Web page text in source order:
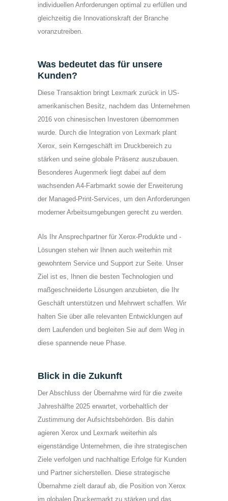
individuellen Anforderungen optimal zu erfüllen und
gleichzeitig die Innovationskraft der Branche
voranzutreiben.
Was bedeutet das für unsere
Kunden?
Diese Transaktion bringt Lexmark zurück in US-
amerikanischen Besitz, nachdem das Unternehmen
2016 von chinesischen Investoren übernommen
wurde. Durch die Integration von Lexmark plant
Xerox, sein Kerngeschäft im Druckbereich zu
stärken und seine globale Präsenz auszubauen.
Besonderes Augenmerk liegt dabei auf dem
wachsenden A4-Farbmarkt sowie der Erweiterung
der Managed-Print-Services, um den Anforderungen
moderner Arbeitsumgebungen gerecht zu werden.
Als Ihr Ansprechpartner für Xerox-Produkte und -
Lösungen stehen wir Ihnen auch weiterhin mit
gewohntem Service und Support zur Seite. Unser
Ziel ist es, Ihnen die besten Technologien und
maßgeschneiderte Lösungen anzubieten, die Ihr
Geschäft unterstützen und Mehrwert schaffen. Wir
halten Sie über alle relevanten Entwicklungen auf
dem Laufenden und begleiten Sie auf dem Weg in
diese spannende neue Phase.
Blick in die Zukunft
Der Abschluss der Übernahme wird für die zweite
Jahreshälfte 2025 erwartet, vorbehaltlich der
Zustimmung der Aufsichtsbehörden. Bis dahin
agieren Xerox und Lexmark weiterhin als
eigenständige Unternehmen, die ihre strategischen
Ziele verfolgen und nachhaltige Erfolge für Kunden
und Partner sicherstellen. Diese strategische
Übernahme zielt darauf ab, die Position von Xerox
im globalen Druckermarkt zu stärken und das